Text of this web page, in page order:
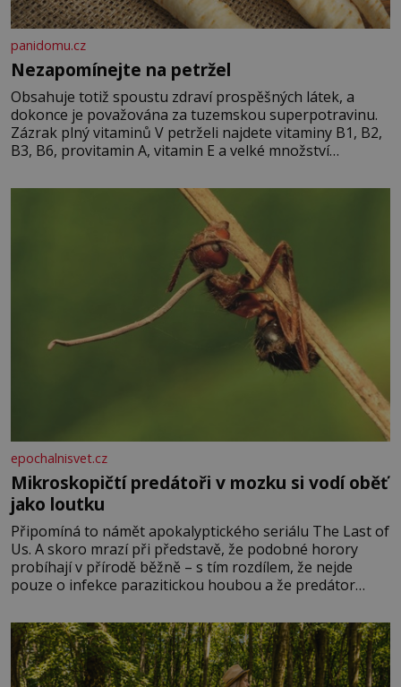
panidomu.cz
Nezapomínejte na petržel
Obsahuje totiž spoustu zdraví prospěšných látek, a
dokonce je považována za tuzemskou superpotravinu.
Zázrak plný vitaminů V petrželi najdete vitaminy B1, B2,
B3, B6, provitamin A, vitamin E a velké množství
pomeranč, v kořeni je také, ale je ho desetkrát méně), a
epochalnisvet.cz
Mikroskopičtí predátoři v mozku si vodí oběť
jako loutku
Připomíná to námět apokalyptického seriálu The Last of
Us. A skoro mrazí při představě, že podobné horory
probíhají v přírodě běžně – s tím rozdílem, že nejde
pouze o infekce parazitickou houbou a že predátor
živočichy, než je člověk. Najít skutečné zombie není nic
nemožného ani v naší přírodě.